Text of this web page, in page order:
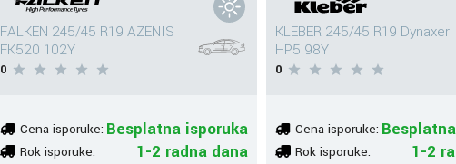
FALKEN 245/45 R19 AZENIS
FK520 102Y
0
Cena isporuke: Besplatna isporuka
Rok isporuke: 1-2 radna dana
KLEBER 245/45 R19 Dynaxer
HP5 98Y
0
Cena isporuke:
Rok isporuke: 1-2